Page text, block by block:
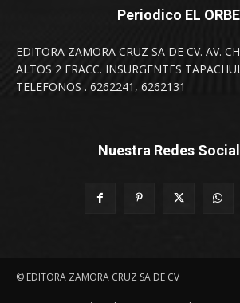
Periodico EL ORBE
EDITORA ZAMORA CRUZ SA DE CV. AV.
ALTOS 2 FRACC. INSURGENTES
TELEFONOS . 6262241, 6262131
Nuestra Redes
© EDITORA ZAMORA CRUZ SA DE CV